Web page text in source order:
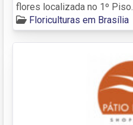
flores localizada no 1º Piso.
Floriculturas em Brasília